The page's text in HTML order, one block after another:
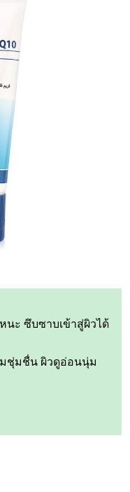
นะ ซึบซาบเข้าสู่ผิวได้
ชุ่มชื่น ผิวดูอ่อนนุ่ม